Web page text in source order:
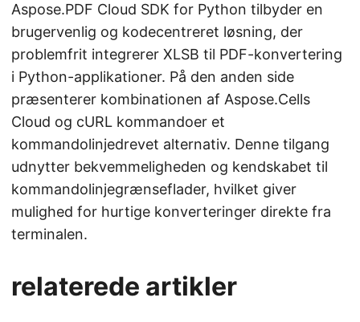
Aspose.PDF Cloud SDK for Python tilbyder en
brugervenlig og kodecentreret løsning, der
problemfrit integrerer XLSB til PDF-konvertering
i Python-applikationer. På den anden side
præsenterer kombinationen af Aspose.Cells
Cloud og cURL kommandoer et
kommandolinjedrevet alternativ. Denne tilgang
udnytter bekvemmeligheden og kendskabet til
kommandolinjegrænseflader, hvilket giver
mulighed for hurtige konverteringer direkte fra
terminalen.
relaterede artikler